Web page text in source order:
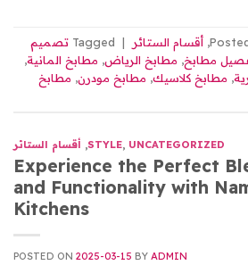
, أقسام الستائر |
Tagged تصميم
مطابخ, مطابخ الرياض, مطابخ المانية,
, مطابخ كلاسيك, مطابخ مودرن, مطابخ
STYLE, UNCATEGORIZED
, أقسام الستائر
Experience the Perfect
and Functionality with
Kitchens
POSTED ON 2025-03-15 BY ADMIN